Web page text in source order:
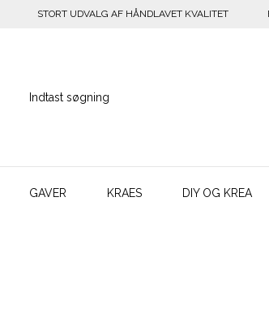
STORT UDVALG AF HÅNDLAVET KVALITET
GAVER KRAES DIY OG KREA